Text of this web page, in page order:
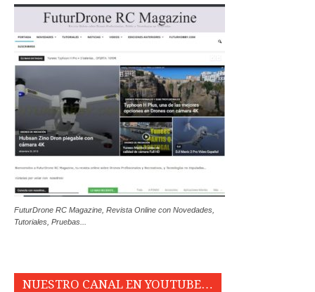
FuturDrone RC Magazine, Revista Online con Novedades,
Tutoriales, Pruebas...
NUESTRO CANAL EN YOUTUBE…